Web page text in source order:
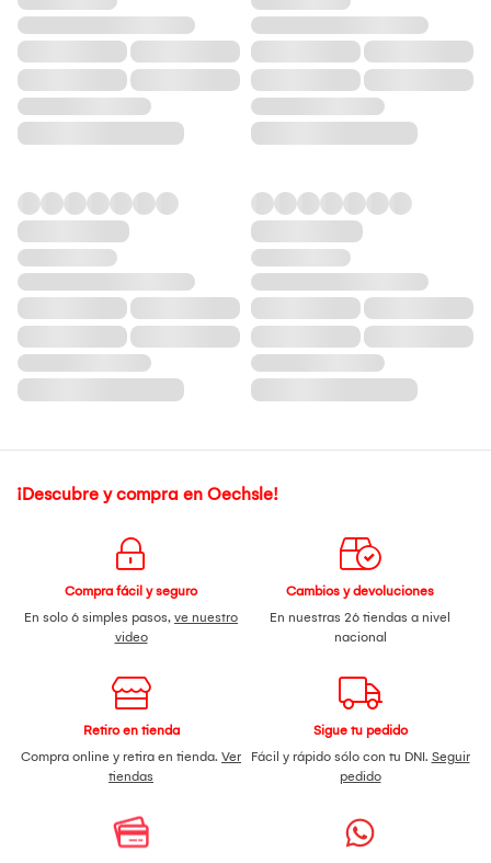
¡Descubre y compra en Oechsle!
Compra fácil y seguro
En solo 6 simples pasos, ve nuestro
video
Cambios y devoluciones
En nuestras 26 tiendas a nivel
nacional
Retiro en tienda
Compra online y retira en tienda. Ver
tiendas
Sigue tu pedido
Fácil y rápido sólo con tu DNI. Seguir
pedido